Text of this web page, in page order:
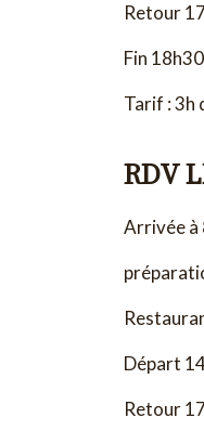
Retour
Fin
Tarif : 3h
RDV
Arrivée à
Départ
Retour